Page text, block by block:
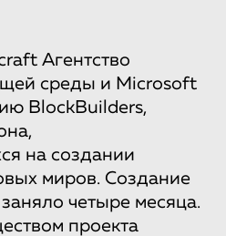
Агентство
среды и Microsoft
BlockBuilders,
на создании
миров. Создание
четыре месяца.
проекта